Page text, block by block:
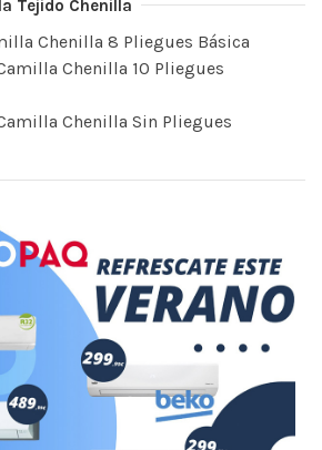
Tejido Chenilla
Chenilla 8 Pliegues Básica
Chenilla 10 Pliegues
Chenilla Sin Pliegues